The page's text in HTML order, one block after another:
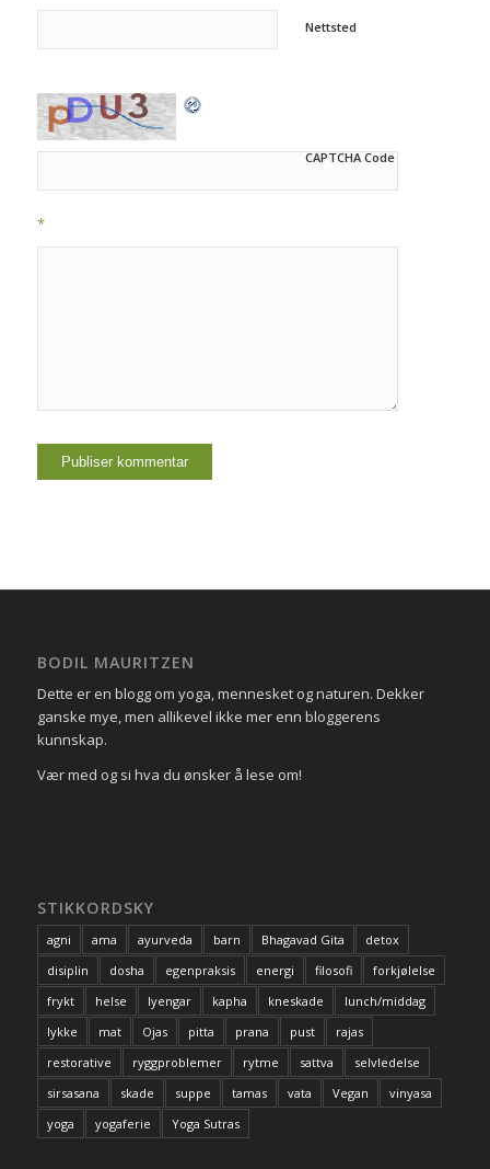
Nettsted
CAPTCHA Code
*
BODIL MAURITZEN
Dette er en blogg om yoga, mennesket og naturen. Dekker
ganske mye, men allikevel ikke mer enn bloggerens
kunnskap.
Vær med og si hva du ønsker å lese om!
STIKKORDSKY
agni ama ayurveda barn Bhagavad Gita
detox
disiplin
dosha egenpraksis energi filosofi
forkjølelse
frykt
helse Iyengar kapha kneskade
lunch/middag
lykke
mat Ojas pitta prana pust
rajas
restorative
ryggproblemer rytme sattva
selvledelse
sirsasana
skade suppe tamas vata Vegan
vinyasa
yoga
yogaferie Yoga Sutras